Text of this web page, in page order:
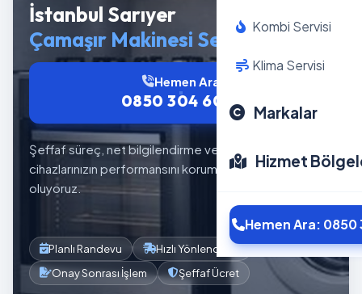
Kombi Servisi
Klima Servisi
Markalar
Hizmet
Hemen Ara: 0850
İstanbul Sarıyer
Çamaşır Makinesi Servisi
Şeffaf süreç, net bilgilendirme ve planlı servis akışıyla
cihazlarınızın performansını korumaya yardımcı
oluyoruz.
Hemen Ara
0850 304 6012
Planlı Randevu
Hızlı Yönlendirme
Onay Sonrası İşlem
Şeffaf Ücret